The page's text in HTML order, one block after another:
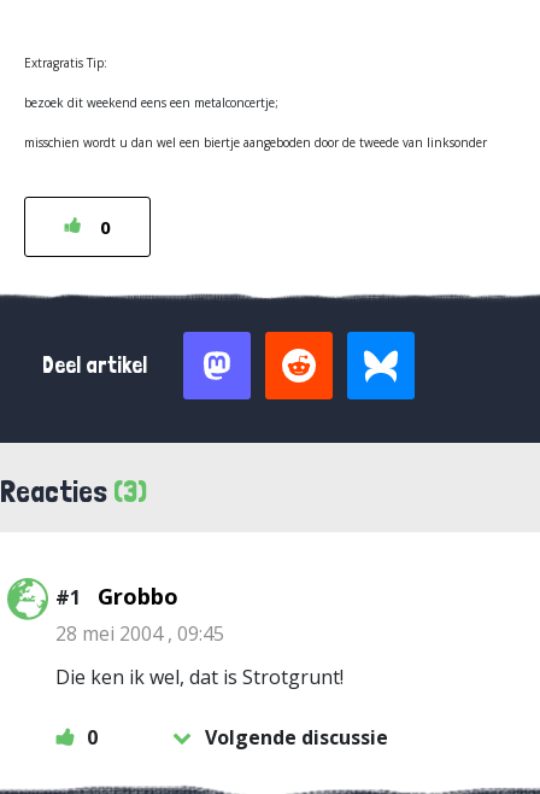
Extragratis Tip:
bezoek dit weekend eens een metalconcertje;
misschien wordt u dan wel een biertje aangeboden door de tweede van linksonder
0
Deel artikel
Reacties (3)
#1 Grobbo
28 mei 2004 , 09:45
Die ken ik wel, dat is Strotgrunt!
0 Volgende discussie